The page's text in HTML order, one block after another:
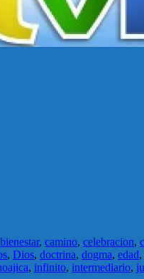
bienestar, camino, celebracion,
, Dios, doctrina, dogma, edad,
, infinito, intermediario,